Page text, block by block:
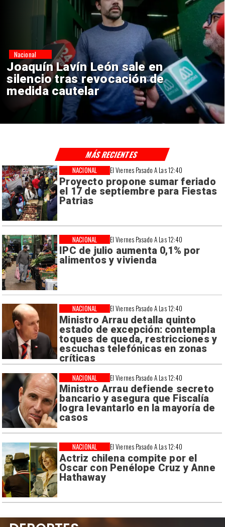
Chile y Venezuela formalizan
reinicio de relaciones
consulares
Nacional
El Viernes Pasado A Las 12:40
Proyecto propone sumar feriado
el 17 de septiembre para Fiestas
Patrias
NACIONAL
El Viernes Pasado A Las 12:40
IPC de julio aumenta 0,1% por
alimentos y vivienda
NACIONAL
El Viernes Pasado A Las 12:40
Ministro Arrau detalla quinto
estado de excepción: contempla
toques de queda, restricciones y
escuchas telefónicas en zonas
críticas
NACIONAL
El Viernes Pasado A Las 12:40
Ministro Arrau defiende secreto
bancario y asegura que Fiscalía
logra levantarlo en la mayoría de
casos
NACIONAL
El Viernes Pasado A Las 12:40
Actriz chilena compite por el
Oscar con Penélope Cruz y Anne
Hathaway
NACIONAL
MÁS RECIENTES